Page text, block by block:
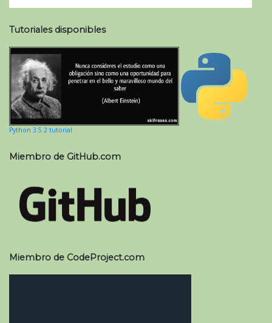
Tutoriales disponibles
Python 3.5.2 tutorial
Miembro de GitHub.com
Miembro de CodeProject.com